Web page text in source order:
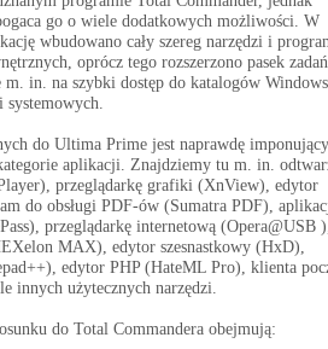
go o wiele dodatkowych możliwości. W
wbudowano cały szereg narzędzi i
oprócz tego rozszerzono pasek
in. na szybki dostęp do katalogów
do Ultima Prime jest naprawdę
aplikacji. Znajdziemy tu m. in.
przeglądarkę grafiki (XnView), edytor
do obsługi PDF-ów (Sumatra PDF),
przeglądarkę internetową (Opera@USB
MAX), edytor szesnastkowy (HxD),
edytor PHP (HateML Pro), klienta
innych użytecznych narzędzi.
do Total Commandera obejmują: